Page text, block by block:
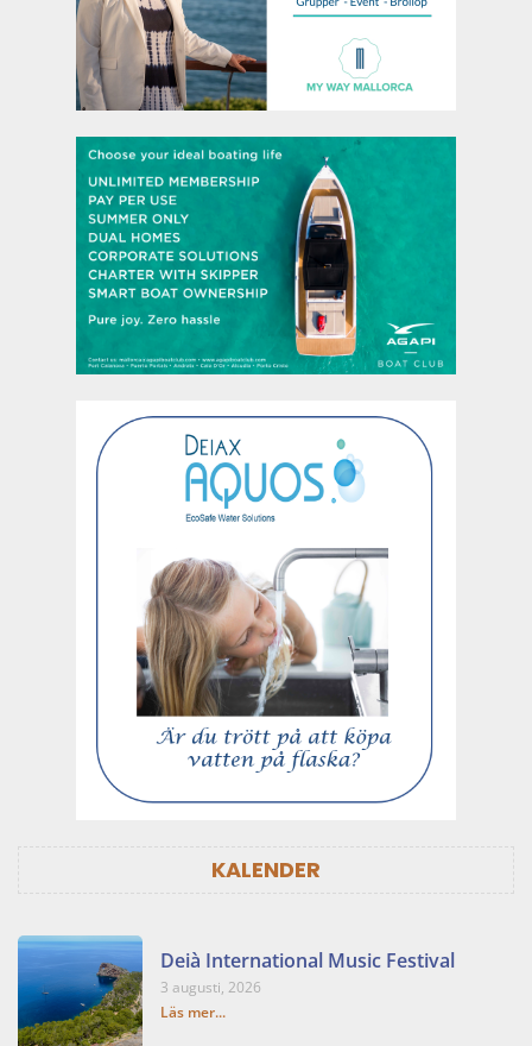
KALENDER
Deià International Music Festival
3 augusti, 2026
Läs mer...